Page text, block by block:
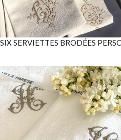
SIX SERVIETTES BRODÉES